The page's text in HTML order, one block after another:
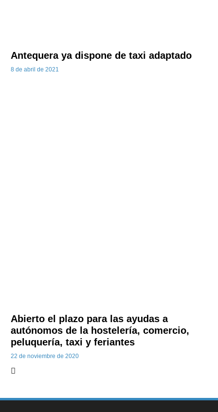
Antequera ya dispone de taxi adaptado
8 de abril de 2021
Abierto el plazo para las ayudas a
autónomos de la hostelería, comercio,
peluquería, taxi y feriantes
22 de noviembre de 2020